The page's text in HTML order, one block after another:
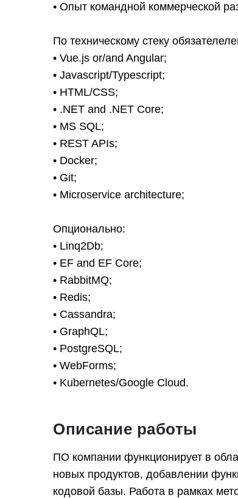
• Опыт командной коммерческой
По техническому стеку
• Vue.js or/and Angular;
• Javascript/Typescript;
• HTML/CSS;
• .NET and .NET Core;
• MS SQL;
• REST APIs;
• Docker;
• Git;
• Microservice architecture;
Опционально:
• Linq2Db;
• EF and EF Core;
• RabbitMQ;
• Redis;
• Cassandra;
• GraphQL;
• PostgreSQL;
• WebForms;
• Kubernetes/Google Cloud.
Описание работы
ПО компании функционирует в
новых продуктов, добавлении
кодовой базы. Работа в рамках